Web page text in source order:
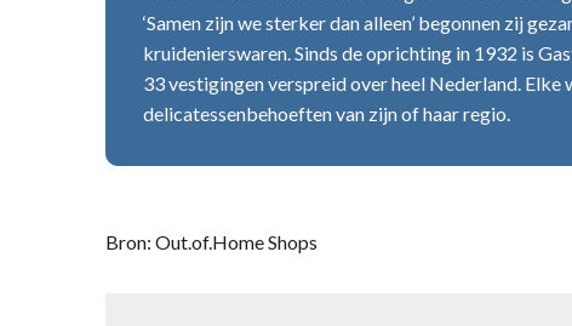
‘Samen zijn we sterker dan alleen’ begonnen zij
kruidenierswaren. Sinds de oprichting in 1932 is
33 vestigingen verspreid over heel Nederland.
delicatessenbehoeften van zijn of haar regio.
Bron: Out.of.Home Shops